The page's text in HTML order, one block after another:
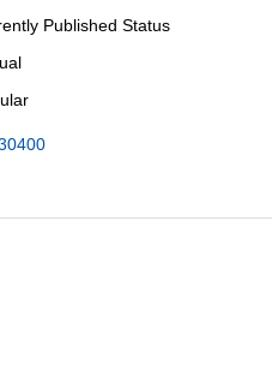
Published Status